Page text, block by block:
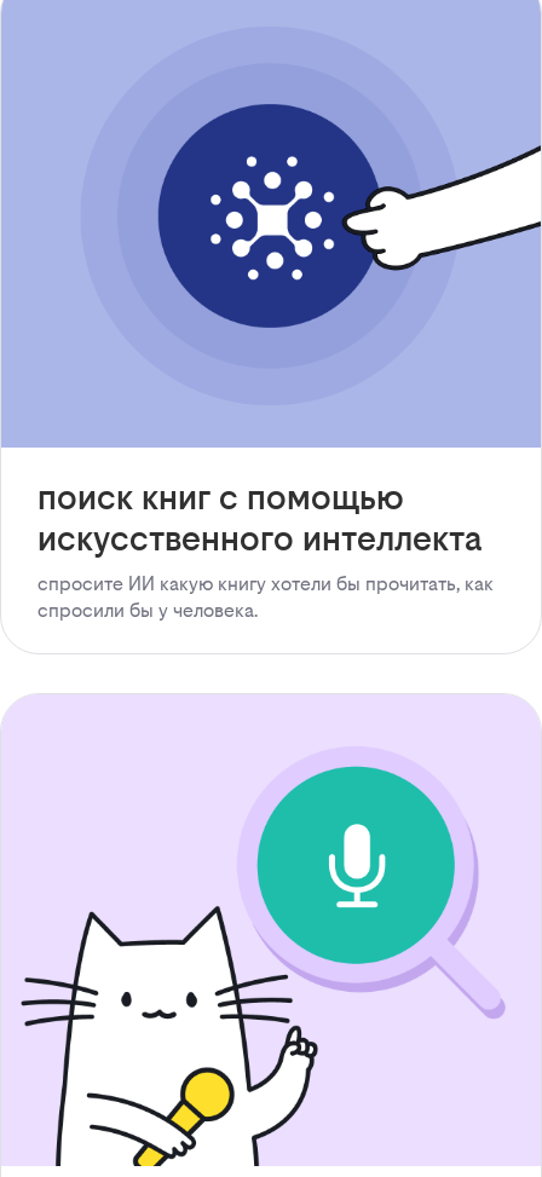
поиск книг с помощью
искусственного интеллекта
спросите ИИ какую книгу хотели бы прочитать, как
спросили бы у человека.